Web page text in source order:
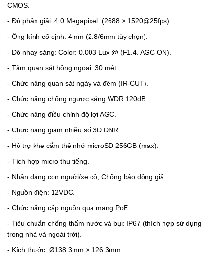
CMOS.
- Độ phân giải: 4.0 Megapixel. (2688 × 1520@25fps)
- Ống kính cố định: 4mm (2.8/6mm tùy chọn).
- Độ nhạy sáng: Color: 0.003 Lux @ (F1.4, AGC ON).
- Tầm quan sát hồng ngoại: 30 mét.
- Chức năng quan sát ngày và đêm (IR-CUT).
- Chức năng chống ngược sáng WDR 120dB.
- Chức năng điều chỉnh độ lợi AGC.
- Chức năng giảm nhiễu số 3D DNR.
- Hỗ trợ khe cắm thẻ nhớ microSD 256GB (max).
- Tích hợp micro thu tiếng.
- Nhận dạng con người/xe cộ, Chống báo động giả.
- Nguồn điện: 12VDC.
- Chức năng cấp nguồn qua mạng PoE.
- Tiêu chuẩn chống thấm nước và bụi: IP67 (thích hợp sử dụng
trong nhà và ngoài trời).
- Kích thước: Ø138.3mm × 126.3mm